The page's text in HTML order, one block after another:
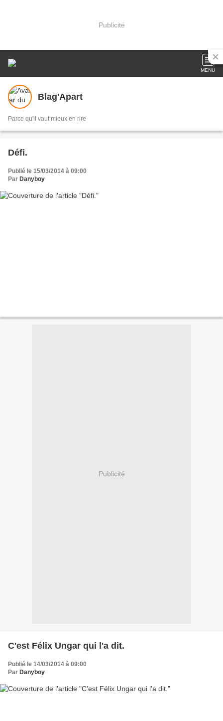
Publicité
MENU
Blag'Apart
Parce qu'il vaut mieux en rire
Défi.
Publié le 15/03/2014 à 09:00
Par Danyboy
Publicité
C'est Félix Ungar qui l'a dit.
Publié le 14/03/2014 à 09:00
Par Danyboy